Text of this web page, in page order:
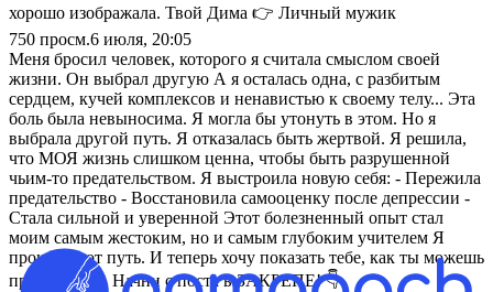
хорошо изображала. Твой Дима 👉 Личный мужик
750 просм.6 июля, 20:05
Меня бросил человек, которого я считала смыслом своей
жизни. Он выбрал другую А я осталась одна, с разбитым
сердцем, кучей комплексов и ненавистью к своему телу... Эта
боль была невыносима. Я могла бы утонуть в этом. Но я
выбрала другой путь. Я отказалась быть жертвой. Я решила,
что МОЯ жизнь слишком ценна, чтобы быть разрушенной
чьим-то предательством. Я выстроила новую себя: - Пережила
предательство - Восстановила самооценку после депрессии -
Стала сильной и уверенной Этот болезненный опыт стал
моим самым жестоким, но и самым глубоким учителем Я
прошла этот путь. И теперь хочу показать тебе, как ты можешь
пройти свой. Начни с поста в ЗАКРЕПЕ! 👇